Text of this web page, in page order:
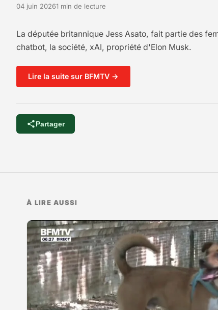
04 juin 20261 min de lecture
La députée britannique Jess Asato, fait partie des
chatbot, la société, xAI, propriété d'Elon Musk.
Lire la suite sur BFMTV →
Partager
À LIRE AUSSI